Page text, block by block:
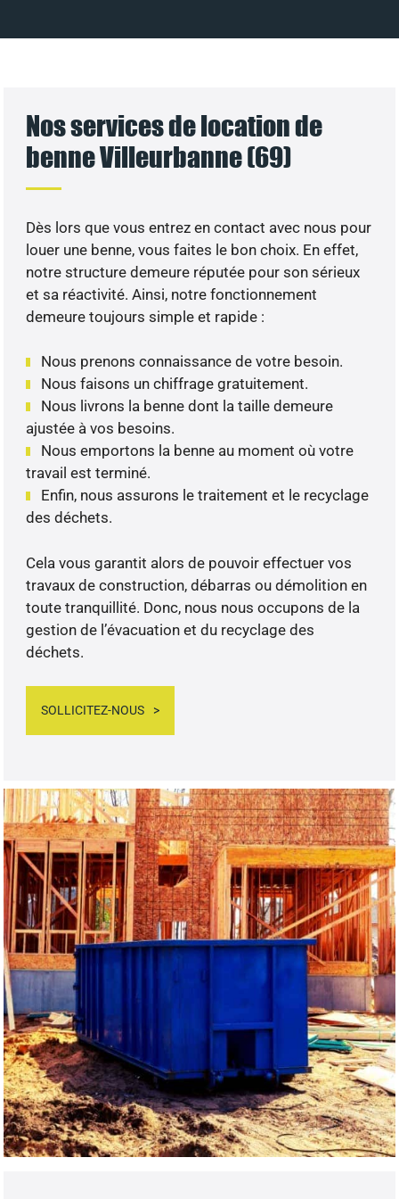
Nos services de location de
benne Villeurbanne (69)
Dès lors que vous entrez en contact avec nous pour
louer une benne, vous faites le bon choix. En effet,
notre structure demeure réputée pour son sérieux
et sa réactivité. Ainsi, notre fonctionnement
demeure toujours simple et rapide :
Nous prenons connaissance de votre besoin.
Nous faisons un chiffrage gratuitement.
Nous livrons la benne dont la taille demeure
ajustée à vos besoins.
Nous emportons la benne au moment où votre
travail est terminé.
Enfin, nous assurons le traitement et le recyclage
des déchets.
Cela vous garantit alors de pouvoir effectuer vos
travaux de construction, débarras ou démolition en
toute tranquillité. Donc, nous nous occupons de la
gestion de l’évacuation et du recyclage des
déchets.
SOLLICITEZ-NOUS